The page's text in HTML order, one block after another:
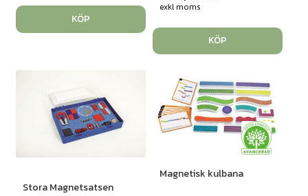
KÖP
exkl moms
KÖP
Stora Magnetsatsen
Magnetisk kulbana